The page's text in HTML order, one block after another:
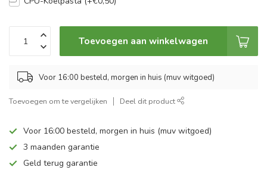
Toevoegen aan winkelwagen
Voor 16:00 besteld, morgen in huis (muv witgoed)
Toevoegen om te vergelijken Deel dit product
Voor 16:00 besteld, morgen in huis (muv witgoed)
3 maanden garantie
Geld terug garantie